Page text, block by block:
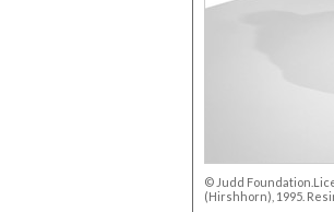
© Judd
(Hirshhorn), 1995.